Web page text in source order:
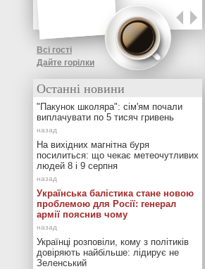
Всі гості
Дайте горілки
Останні новини
"Пакунок школяра": сім'ям почали
виплачувати по 5 тисяч гривень
На вихідних магнітна буря
посилиться: що чекає метеочутливих
людей 8 і 9 серпня
Українська балістика стане новою
проблемою для Росії: генерал
армії пояснив чому
Українці розповіли, кому з політиків
довіряють найбільше: лідирує не
Зеленський